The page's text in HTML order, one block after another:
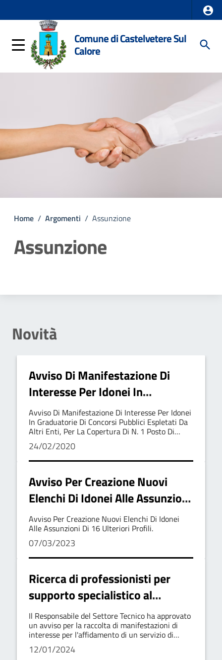
Comune di Castelvetere Sul
Calore
Home / Argomenti / Assunzione
Assunzione
Novità
Avviso Di Manifestazione Di
Interesse Per Idonei In
Graduatorie Di Concorsi Pubblici
Espletati Da Altri Enti, Per La
Copertura Di N. 1 Posto Di
'Istruttore Direttivo Tecnico',
Categoria D1 A Tempo Par
Avviso Di Manifestazione Di Interesse Per Idonei
In Graduatorie Di Concorsi Pubblici Espletati Da
Altri Enti, Per La Copertura Di N. 1 Posto Di
'Istruttore Direttivo Tecnico', Categoria D1 A
Tempo Par
24/02/2020
Avviso Per Creazione Nuovi
Elenchi Di Idonei Alle Assunzioni
Di 16 Ulteriori Profili.
Avviso Per Creazione Nuovi Elenchi Di Idonei
Alle Assunzioni Di 16 Ulteriori Profili.
07/03/2023
Ricerca di professionisti per
supporto specialistico al
Servizio Urbanistico
Il Responsabile del Settore Tecnico ha approvato
un avviso per la raccolta di manifestazioni di
interesse per l'affidamento di un servizio di
supporto specialistico al Servizio Urbanistico e al
Responsabile del Procedimento per
12/01/2024